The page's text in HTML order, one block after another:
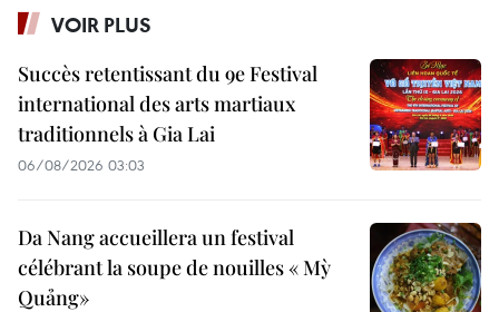
VOIR PLUS
Succès retentissant du 9e Festival
international des arts martiaux
traditionnels à Gia Lai
06/08/2026 03:03
Da Nang accueillera un festival
célébrant la soupe de nouilles « Mỳ
Quảng»